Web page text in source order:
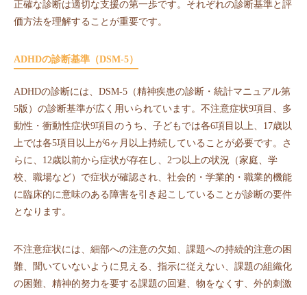
正確な診断は適切な支援の第一歩です。それぞれの診断基準と評
価方法を理解することが重要です。
ADHDの診断基準（DSM-5）
ADHDの診断には、DSM-5（精神疾患の診断・統計マニュアル第
5版）の診断基準が広く用いられています。不注意症状9項目、多
動性・衝動性症状9項目のうち、子どもでは各6項目以上、17歳以
上では各5項目以上が6ヶ月以上持続していることが必要です。さ
らに、12歳以前から症状が存在し、2つ以上の状況（家庭、学
校、職場など）で症状が確認され、社会的・学業的・職業的機能
に臨床的に意味のある障害を引き起こしていることが診断の要件
となります。
不注意症状には、細部への注意の欠如、課題への持続的注意の困
難、聞いていないように見える、指示に従えない、課題の組織化
の困難、精神的努力を要する課題の回避、物をなくす、外的刺激